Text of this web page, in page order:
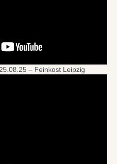
– Feinkost Leipzig